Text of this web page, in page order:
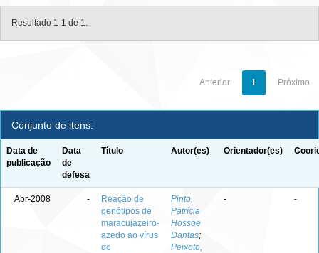
Resultado 1-1 de 1.
Anterior 1 Próximo
Conjunto de itens:
Data de
publicação
Data
de
defesa
Título Autor(es) Orientador(es)
Abr-2008 -
Reação de
genótipos de
maracujazeiro-
azedo ao vírus
do
Pinto,
Patrícia
Hossoe
Dantas;
Peixoto,
- -